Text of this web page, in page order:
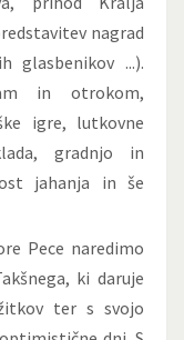
nagrad
glasbenikov ...).
in otrokom,
igre, lutkovne
gradnjo in
jahanja in še
Pece naredimo
ki daruje
ter s svojo